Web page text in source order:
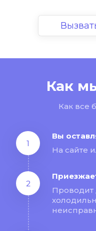
Как
Как все
1
Вы
На сайте
2
Проводит